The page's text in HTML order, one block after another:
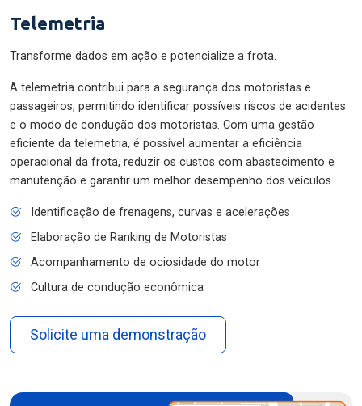
Telemetria
Transforme dados em ação e potencialize a frota.
A telemetria contribui para a segurança dos motoristas e
passageiros, permitindo identificar possíveis riscos de acidentes
e o modo de condução dos motoristas. Com uma gestão
eficiente da telemetria, é possível aumentar a eficiência
operacional da frota, reduzir os custos com abastecimento e
manutenção e garantir um melhor desempenho dos veículos.
Identificação de frenagens, curvas e acelerações
Elaboração de Ranking de Motoristas
Acompanhamento de ociosidade do motor
Cultura de condução econômica
Solicite uma demonstração